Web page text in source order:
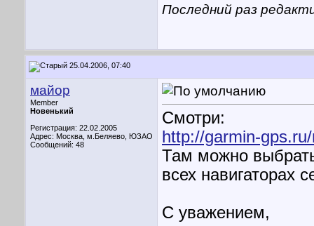
Последний раз
25.04.2006, 07:40
майор
Member
Новенький
Регистрация: 22.02.2005
Адрес: Москва, м.Беляево, ЮЗАО
Сообщений: 48
Смотри:
http://garmin-
Там можно
всех навигаторах
С уважением,